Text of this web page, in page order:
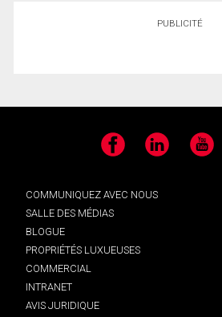
PUBLICITÉ
Facebook LinkedIn YouTube
COMMUNIQUEZ AVEC NOUS
SALLE DES MÉDIAS
BLOGUE
PROPRIÉTÉS LUXUEUSES
COMMERCIAL
INTRANET
AVIS JURIDIQUE